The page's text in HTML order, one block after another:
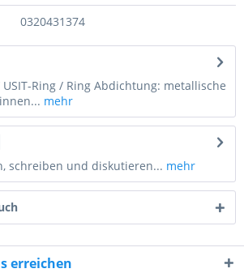
0320431374
Ring / Ring Abdichtung: metallische
mehr
schreiben und diskutieren... mehr
erreichen